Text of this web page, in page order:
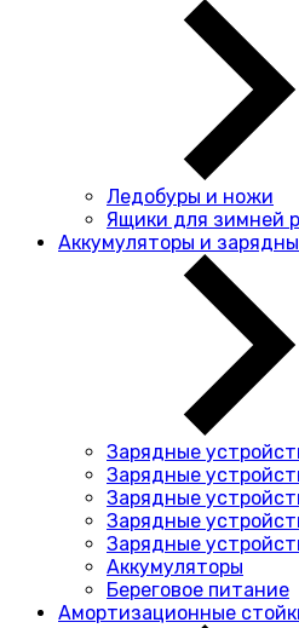
Ледобуры и ножи
Ящики для зимней
Аккумуляторы и
Зарядные
Зарядные
Зарядные
Зарядные
Зарядные
Аккумуляторы
Береговое питание
Амортизационные